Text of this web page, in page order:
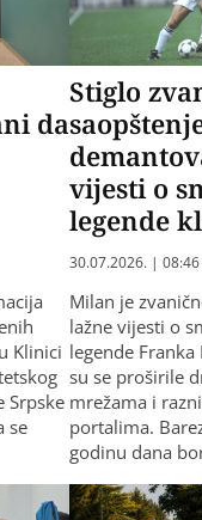
da
Klinici
Srpske
se
Stiglo
vijesti o
legende
30.07.2026. | 08:46
Milan je
lažne vijesti o
legende
su se proširile
mrežama i
portalima.
godinu dana